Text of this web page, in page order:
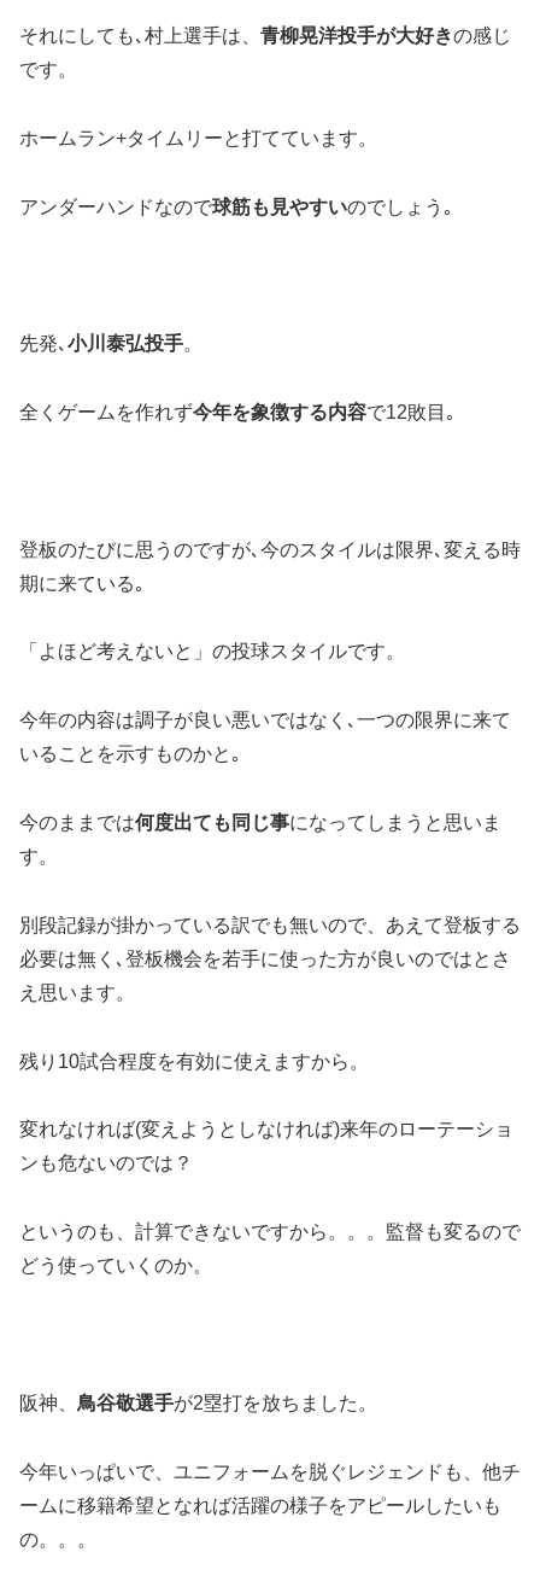
それにしても､村上選手は、 青柳晃洋投手が大好きの感じ
です。
ホームラン+タイムリーと打てています。
アンダーハンドなので球筋も見やすいのでしょう｡
先発､ 小川泰弘投手。
全くゲームを作れず今年を象徴する内容で12敗目｡
登板のたびに思うのですが､今のスタイルは限界､変える時
期に来ている｡
「よほど考えないと」の投球スタイルです。
今年の内容は調子が良い悪いではなく､一つの限界に来て
いることを示すものかと｡
今のままでは何度出ても同じ事になってしまうと思いま
す。
別段記録が掛かっている訳でも無いので、あえて登板する
必要は無く､登板機会を若手に使った方が良いのではとさ
え思います。
残り10試合程度を有効に使えますから。
変れなければ(変えようとしなければ)来年のローテーショ
ンも危ないのでは？
というのも、計算できないですから。。。監督も変るので
どう使っていくのか。
阪神、 鳥谷敬選手が2塁打を放ちました。
今年いっぱいで、ユニフォームを脱ぐレジェンドも、他チ
ームに移籍希望となれば活躍の様子をアピールしたいも
の。。。